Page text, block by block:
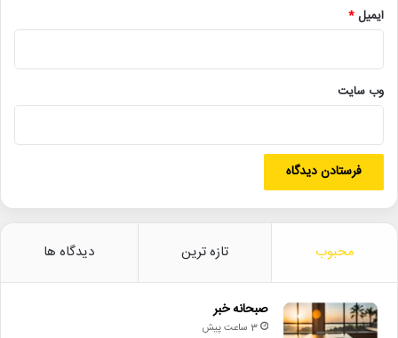
• «سبیل‌السلطنه» در سنگلج روی صحنه می‌رود
• عیادت از ایرج؛ تجلیل از دهه‌ها فعالیت هنری خواننده نامدار
اخبار_سینما
خانه شیشه‌ای
شورای_صنفی_نمایش
ایمیل*
وب‌ سایت
محبوب تازه ترین دیدگاه ها
صبحانه خبر
3 ساعت پیش